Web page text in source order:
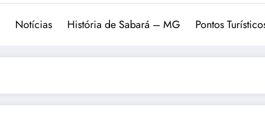
Notícias História de Sabará – MG Pontos